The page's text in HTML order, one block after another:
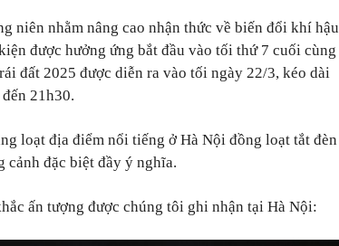
niên nhằm nâng cao nhận thức về biến đổi khí hậu
được hưởng ứng bắt đầu vào tối thứ 7 cuối cùng
đất 2025 được diễn ra vào tối ngày 22/3, kéo dài
21h30.
loạt địa điểm nổi tiếng ở Hà Nội đồng loạt tắt đèn
cảnh đặc biệt đầy ý nghĩa.
ấn tượng được chúng tôi ghi nhận tại Hà Nội: